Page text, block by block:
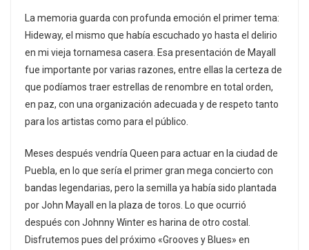
La memoria guarda con profunda emoción el primer tema:
Hideway, el mismo que había escuchado yo hasta el delirio
en mi vieja tornamesa casera. Esa presentación de Mayall
fue importante por varias razones, entre ellas la certeza de
que podíamos traer estrellas de renombre en total orden,
en paz, con una organización adecuada y de respeto tanto
para los artistas como para el público.
Meses después vendría Queen para actuar en la ciudad de
Puebla, en lo que sería el primer gran mega concierto con
bandas legendarias, pero la semilla ya había sido plantada
por John Mayall en la plaza de toros. Lo que ocurrió
después con Johnny Winter es harina de otro costal.
Disfrutemos pues del próximo «Grooves y Blues» en